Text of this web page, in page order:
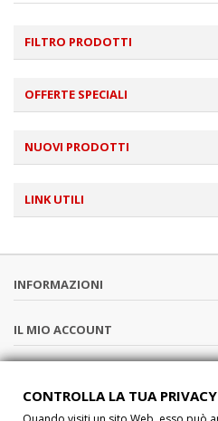
FILTRO PRODOTTI
OFFERTE SPECIALI
NUOVI PRODOTTI
LINK UTILI
INFORMAZIONI
IL MIO ACCOUNT
CONTROLLA LA TUA